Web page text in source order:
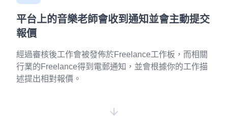
平台上的音樂老師會收到通知並會主動提交
報價
經過審核後工作會被發佈於Freelance工作板，而相關
行業的Freelance得到電郵通知，並會根據你的工作描
述提出相對報價。